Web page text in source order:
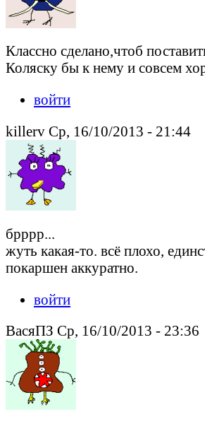
Классно сделано,чтоб
Коляску бы к нему и совсем
войти
killerv Ср, 16/10/2013 - 21:44
брррр...
жуть какая-то. всё плохо,
покаршен аккуратно.
войти
ВасяПЗ Ср, 16/10/2013 - 23:36